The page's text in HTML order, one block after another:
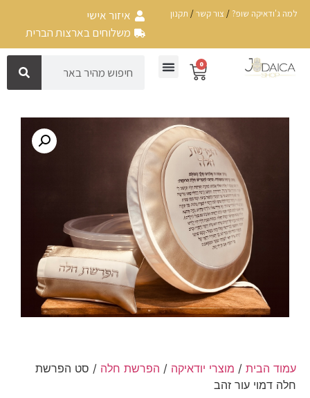
למה ג'ודאיקה שופ? / צור קשר/ תקנון
איזור אישי
משלוחים בארצות הברית
0
עמוד הבית / מוצרי יודאיקה / הפרשת חלה / סט הפרשת
חלה דמוי עור זהב